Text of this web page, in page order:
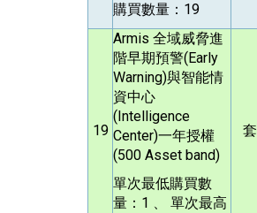
購買數量：19
19
Armis 全域威脅進
階早期預警(Early
Warning)與智能情
資中心
(Intelligence
Center)一年授權
(500 Asset band)
單次最低購買數
量：1 、 單次最高
套